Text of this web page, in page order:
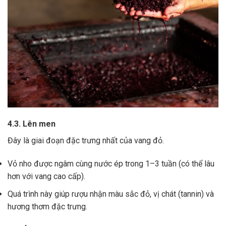
4.3. Lên men
Đây là giai đoạn đặc trưng nhất của vang đỏ.
Vỏ nho được ngâm cùng nước ép trong 1–3 tuần (có thể lâu
hơn với vang cao cấp).
Quá trình này giúp rượu nhận màu sắc đỏ, vị chát (tannin) và
hương thơm đặc trưng.